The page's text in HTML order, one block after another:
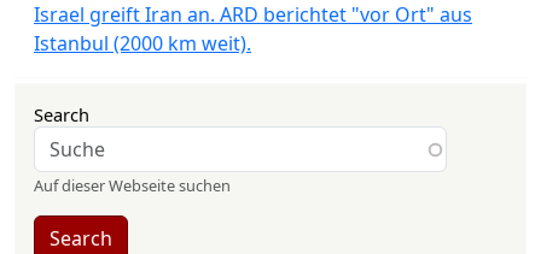
Israel greift Iran an. ARD berichtet "vor Ort" aus
Istanbul (2000 km weit).
Search
Auf dieser Webseite suchen
Search